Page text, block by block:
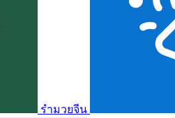
รำมวยจีน